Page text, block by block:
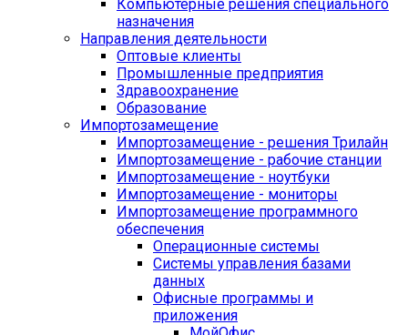
Компьютерные решения специального
назначения
Направления деятельности
Оптовые клиенты
Промышленные предприятия
Здравоохранение
Образование
Импортозамещение
Импортозамещение - решения Трилайн
Импортозамещение - рабочие станции
Импортозамещение - ноутбуки
Импортозамещение - мониторы
Импортозамещение программного
обеспечения
Операционные системы
Системы управления базами
данных
Офисные программы и
приложения